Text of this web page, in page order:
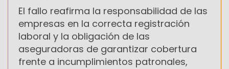
El fallo reafirma la responsabilidad de las
empresas en la correcta registración
laboral y la obligación de las
aseguradoras de garantizar cobertura
frente a incumplimientos patronales,